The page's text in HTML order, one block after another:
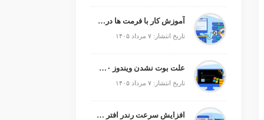
آموزش کار با فرمت ها در پایتون
تاریخ انتشار: ۷ مرداد ۱۴۰۵
علت بوت نشدن ویندوز ۱۰ و ۱۱ + آموزش رفع مشکل (راهنمای گام‌به‌گام)
تاریخ انتشار: ۷ مرداد ۱۴۰۵
افزایش سرعت رندر افتر افکت؛ رفع کندی After Effects